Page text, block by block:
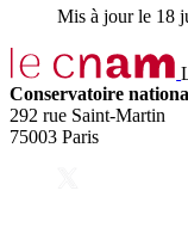
Mis à jour le 18
Conservatoire
292 rue Saint-Martin
75003 Paris